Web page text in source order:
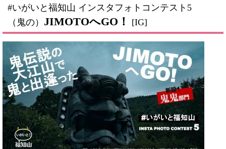
#いがいと福知山 インスタフォトコンテスト5
（鬼の） JIMOTOへGO！ [IG]